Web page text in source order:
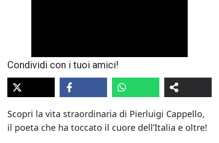
Condividi con i tuoi amici!
Scopri la vita straordinaria di Pierluigi Cappello,
il poeta che ha toccato il cuore dell’Italia e oltre!